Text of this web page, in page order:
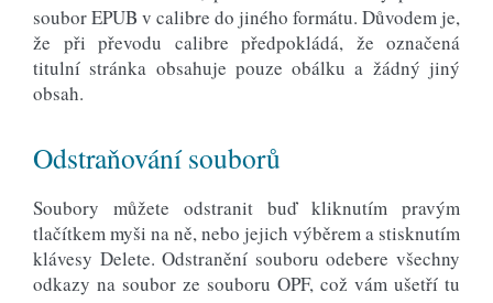
soubor EPUB v calibre do jiného formátu. Důvodem je,
že při převodu calibre předpokládá, že označená
titulní stránka obsahuje pouze obálku a žádný jiný
obsah.
Odstraňování souborů
Soubory můžete odstranit buď kliknutím pravým
tlačítkem myši na ně, nebo jejich výběrem a stisknutím
klávesy Delete. Odstranění souboru odebere všechny
odkazy na soubor ze souboru OPF, což vám ušetří tu